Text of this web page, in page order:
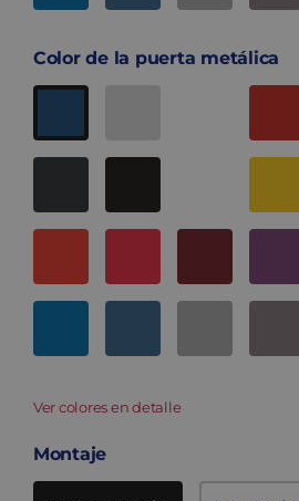
Color de la puerta metálica
Ver colores en detalle
Montaje